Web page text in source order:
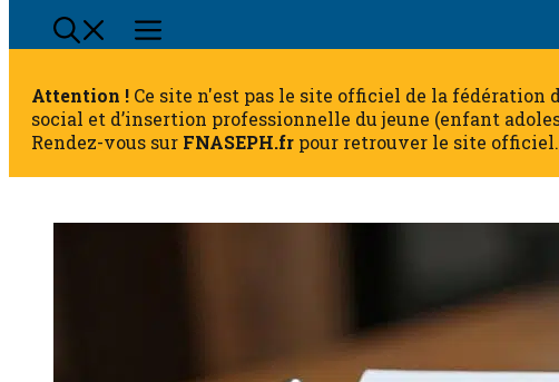
Attention ! Ce site n'est pas le site officiel de la
social et d’insertion professionnelle du jeune (enfant
Rendez-vous sur FNASEPH.fr pour retrouver le site officiel.